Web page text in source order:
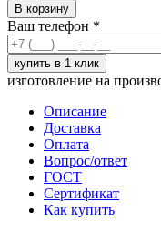
В корзину
Ваш телефон *
изготовление на
Описание
Доставка
Оплата
Вопрос/ответ
ГОСТ
Сертификат
Как купить